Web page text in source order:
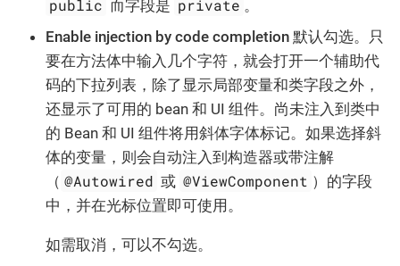
public 而字段是 private 。
Enable injection by code completion 默认勾选。只
要在方法体中输入几个字符，就会打开一个辅助代
码的下拉列表，除了显示局部变量和类字段之外，
还显示了可用的 bean 和 UI 组件。尚未注入到类中
的 Bean 和 UI 组件将用斜体字体标记。如果选择斜
体的变量，则会自动注入到构造器或带注解
（ @Autowired 或 @ViewComponent ）的字段
中，并在光标位置即可使用。
如需取消，可以不勾选。